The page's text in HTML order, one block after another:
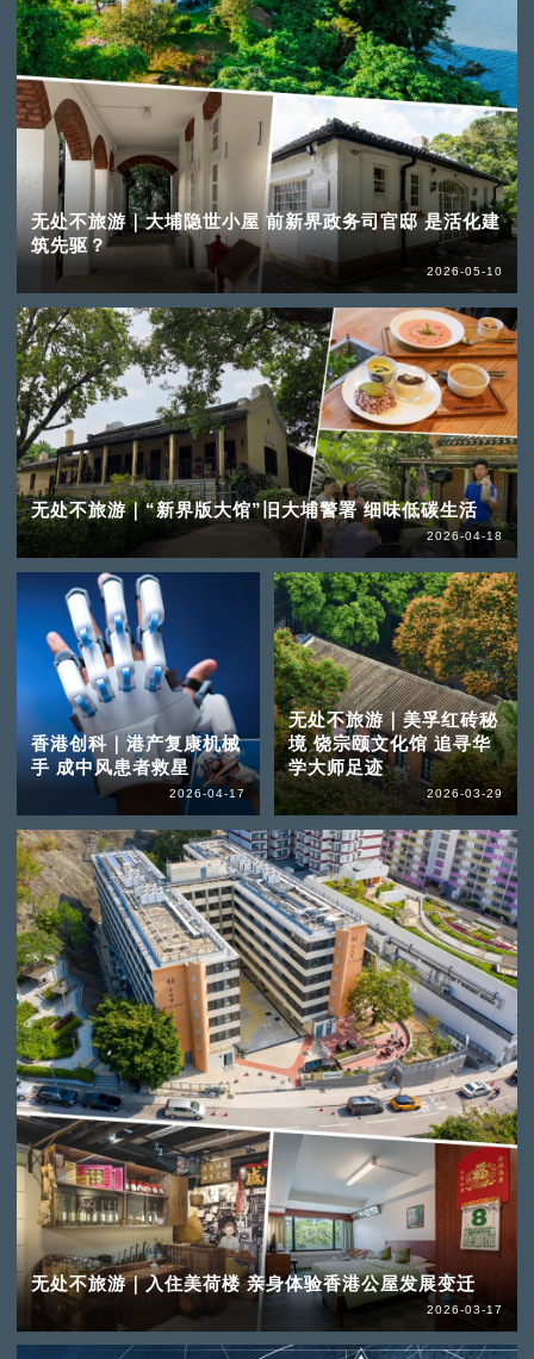
无处不旅游｜大埔隐世小屋 前新界政务司官邸 是活化建
筑先驱？
2026-05-10
无处不旅游｜“新界版大馆”旧大埔警署 细味低碳生活
2026-04-18
香港创科｜港产复康机械
手 成中风患者救星
2026-04-17
无处不旅游｜美孚红砖秘
境 饶宗颐文化馆 追寻华
学大师足迹
2026-03-29
无处不旅游｜入住美荷楼 亲身体验香港公屋发展变迁
2026-03-17